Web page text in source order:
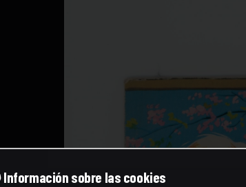
Información sobre las cookies